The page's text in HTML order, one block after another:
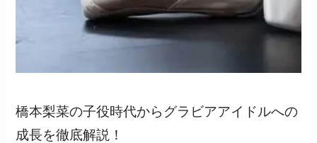
橋本梨菜の子役時代からグラビアアイドルへの
成長を徹底解説！